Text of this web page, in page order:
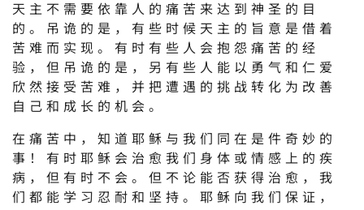
天主不需要依靠人的痛苦来达到神圣的目
的。吊诡的是，有些时候天主的旨意是借着
苦难而实现。有时有些人会抱怨痛苦的经
验，但吊诡的是，另有些人能以勇气和仁爱
欣然接受苦难，并把遭遇的挑战转化为改善
自己和成长的机会。
在痛苦中，知道耶稣与我们同在是件奇妙的
事！有时耶稣会治愈我们身体或情感上的疾
病，但有时不会。但不论能否获得治愈，我
们都能学习忍耐和坚持。耶稣向我们保证，